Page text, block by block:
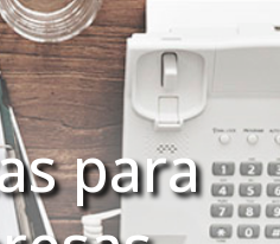
para